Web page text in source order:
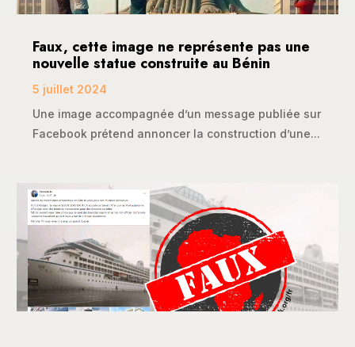
Faux, cette image ne représente pas une
nouvelle statue construite au Bénin
5 juillet 2024
Une image accompagnée d’un message publiée sur
Facebook prétend annoncer la construction d’une...